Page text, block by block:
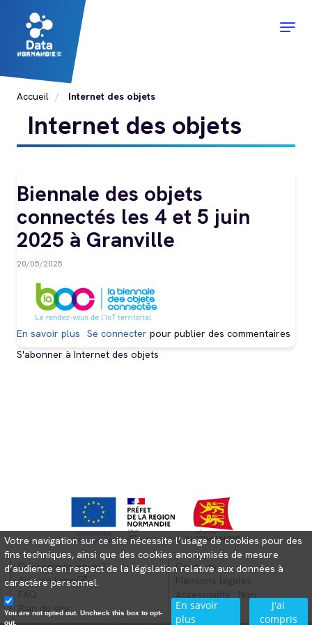
contenu
principal
Accueil Internet des objets
Internet des objets
Biennale des objets
connectés les 4 et 5 juin
2025 à Granville
20/05/2025
En savoir plus sur
des
Granville
Se connecter pour publier des commentaires
S'abonner à Internet des objets
Qui sommes nous ?
Aide en ligne
FAQ
Plan du site
Contacts
Mentions légales
Accessibilité : Non
conforme
Votre navigation sur ce site nécessite l’usage de cookies pour des
fins techniques, ainsi que des cookies anonymisés de mesure
d’audience en respect de la législation relative aux données à
caractère personnel.
You are not opted out. Uncheck this box to opt-
out.
En savoir
plus
J'ai
compris